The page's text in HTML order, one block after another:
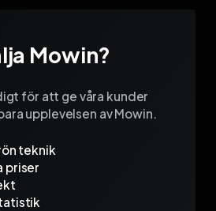
Mowin?
för att ge våra kunder
upplevelsen av Mowin.
teknik
priser